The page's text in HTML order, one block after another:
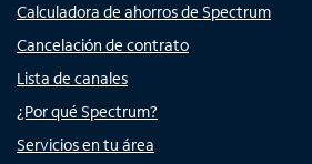
Calculadora de ahorros de Spectrum
Cancelación de contrato
Lista de canales
¿Por qué Spectrum?
Servicios en tu área